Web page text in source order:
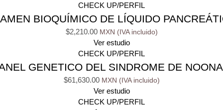
CHECK UP/PERFIL
BIOQUÍMICO DE LÍQUIDO
$2,210.00
Ver estudio
CHECK UP/PERFIL
GENETICO DEL SINDROME DE
$61,630.00
Ver estudio
CHECK UP/PERFIL